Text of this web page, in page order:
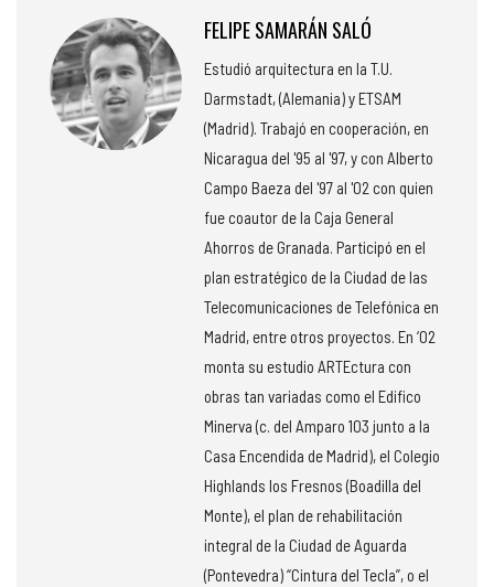
FELIPE SAMARÁN SALÓ
Estudió arquitectura en la T.U.
Darmstadt, (Alemania) y ETSAM
(Madrid). Trabajó en cooperación, en
Nicaragua del '95 al '97, y con Alberto
Campo Baeza del '97 al '02 con quien
fue coautor de la Caja General
Ahorros de Granada. Participó en el
plan estratégico de la Ciudad de las
Telecomunicaciones de Telefónica en
Madrid, entre otros proyectos. En ‘02
monta su estudio ARTEctura con
obras tan variadas como el Edifico
Minerva (c. del Amparo 103 junto a la
Casa Encendida de Madrid), el Colegio
Highlands los Fresnos (Boadilla del
Monte), el plan de rehabilitación
integral de la Ciudad de Aguarda
(Pontevedra) “Cintura del Tecla”, o el